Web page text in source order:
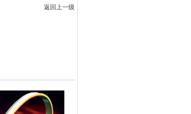
返回上一级